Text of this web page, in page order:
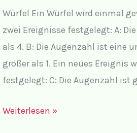
Würfel Ein Würfel wird einmal
zwei Ereignisse festgelegt: A:
als 4. B: Die Augenzahl ist eine
größer als 1. Ein neues Ereignis
festgelegt: C: Die Augenzahl ist
Vermischte
Weiterlesen »